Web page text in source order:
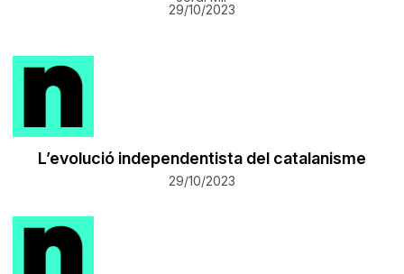
29/10/2023
L’evolució independentista del catalanisme
29/10/2023